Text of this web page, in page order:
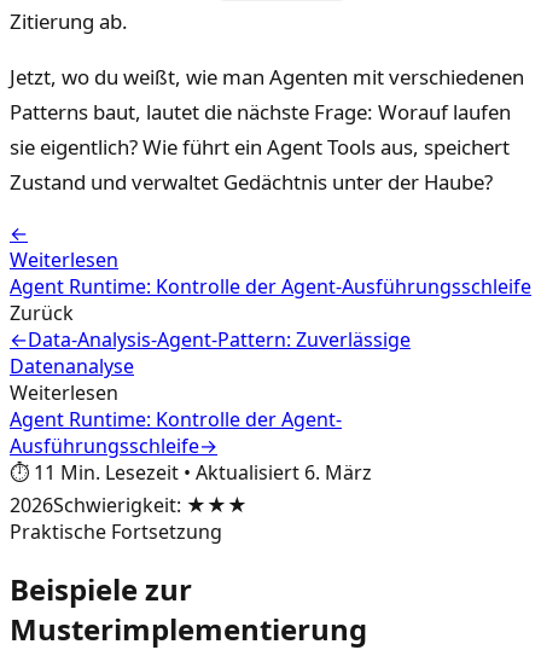
Zitierung ab.
Jetzt, wo du weißt, wie man Agenten mit verschiedenen
Patterns baut, lautet die nächste Frage: Worauf laufen
sie eigentlich? Wie führt ein Agent Tools aus, speichert
Zustand und verwaltet Gedächtnis unter der Haube?
←
Weiterlesen
Agent Runtime: Kontrolle der Agent-Ausführungsschleife
Zurück
←Data-Analysis-Agent-Pattern: Zuverlässige
Datenanalyse
Weiterlesen
Agent Runtime: Kontrolle der Agent-
Ausführungsschleife→
⏱️ 11 Min. Lesezeit • Aktualisiert 6. März
2026Schwierigkeit: ★★★
Praktische Fortsetzung
Beispiele zur
Musterimplementierung